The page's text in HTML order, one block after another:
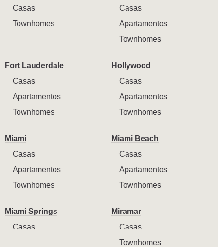
Casas
Townhomes
Casas
Apartamentos
Townhomes
Fort Lauderdale
Casas
Apartamentos
Townhomes
Hollywood
Casas
Apartamentos
Townhomes
Miami
Casas
Apartamentos
Townhomes
Miami Beach
Casas
Apartamentos
Townhomes
Miami Springs
Casas
Miramar
Casas
Townhomes